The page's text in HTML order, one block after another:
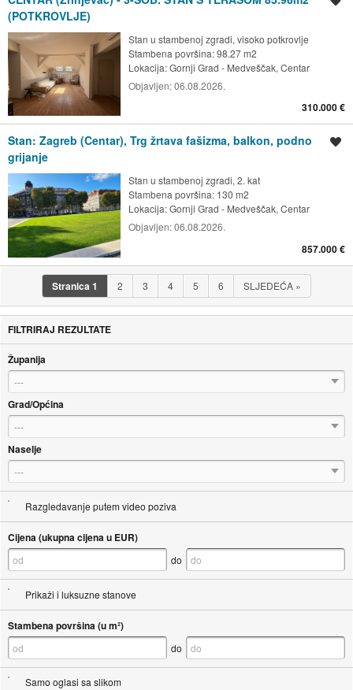
(POTKROVLJE)
Stan u stambenoj zgradi, visoko potkrovlje
Stambena površina: 98.27 m2
Lokacija:Gornji Grad - Medveščak, Centar
Objavljen:06.08.2026.
310.000 €
Stan: Zagreb (Centar), Trg žrtava fašizma, balkon, podno
grijanje
Stan u stambenoj zgradi, 2. kat
Stambena površina: 130 m2
Lokacija:Gornji Grad - Medveščak, Centar
Objavljen:06.08.2026.
857.000 €
Stranica1 2 3 4 5 6 SLJEDEĆA »
FILTRIRAJ REZULTATE
Županija
---
Grad/Općina
---
Naselje
---
Razgledavanje putem video poziva
Cijena (ukupna cijena u EUR)
do
Prikaži i luksuzne stanove
Stambena površina (u m²)
do
Samo oglasi sa slikom